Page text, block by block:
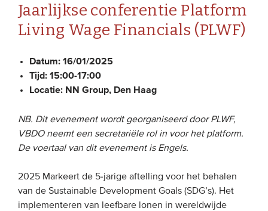
HOME
Opinie
Van de VBDO
Van leden & partners
Jaarlijkse conferentie Platform
Living Wage Financials (PLWF)
Datum:16/01/2025
Tijd:15:00-17:00
Locatie: NN Group, Den Haag
NB. Dit evenement wordt georganiseerd door PLWF,
VBDO neemt een secretariële rol in voor het platform.
De voertaal van dit evenement is Engels.
2025 Markeert de 5-jarige aftelling voor het behalen
van de Sustainable Development Goals (SDG’s). Het
implementeren van leefbare lonen in wereldwijde